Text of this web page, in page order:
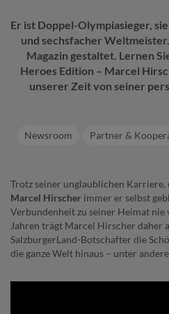
Er ist Doppel-Olympiasieger,
und sechsfacher
Magazin gestaltet. Lernen
Heroes Edition – Marcel
unserer Zeit von seiner
Newsroom Partner &
Trotz seiner unglaublichen
Marcel Hirscher immer er selbst
Verbundenheit zu seiner Heimat nie
Jahren trägt Marcel Hirscher daher
SalzburgerLand-Botschafter die
die ganze Welt hinaus – unter